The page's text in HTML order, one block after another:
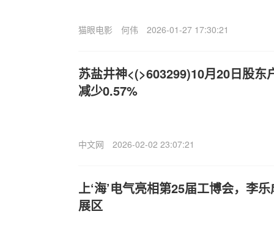
猫眼电影 何伟 2026-01-27 17:30:21
苏盐井神<(>603299)10月20日股东
减少0.57%
中文网 2026-02-02 23:07:21
上‘海’电气亮相第25届工博会，李
展区